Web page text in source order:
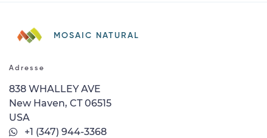
MOSAIC NATURAL
Adresse
838 WHALLEY AVE
New Haven, CT 06515
USA
+1 (347) 944-3368